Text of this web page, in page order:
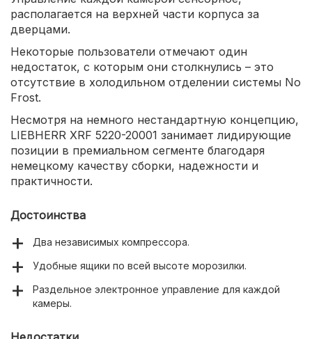
располагается на верхней части корпуса за
дверцами.
Некоторые пользователи отмечают один
недостаток, с которым они столкнулись – это
отсутствие в холодильном отделении системы No
Frost.
Несмотря на немного нестандартную концепцию,
LIEBHERR XRF 5220-20001 занимает лидирующие
позиции в премиальном сегменте благодаря
немецкому качеству сборки, надежности и
практичности.
Достоинства
Два независимых компрессора.
Удобные ящики по всей высоте морозилки.
Раздельное электронное управление для каждой
камеры.